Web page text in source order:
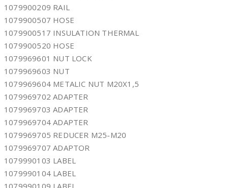
1079900209 RAIL
1079900507 HOSE
1079900517 INSULATION THERMAL
1079900520 HOSE
1079969601 NUT LOCK
1079969603 NUT
1079969604 METALIC NUT M20X1,5
1079969702 ADAPTER
1079969703 ADAPTER
1079969704 ADAPTER
1079969705 REDUCER M25-M20
1079969707 ADAPTOR
1079990103 LABEL
1079990104 LABEL
1079990109 LABEL